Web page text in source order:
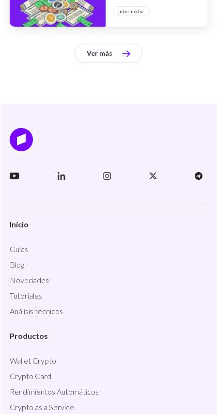
Intermedio
Ver más
Início
Guías
Blog
Novedades
Tutoriales
Análisis técnicos
Productos
Wallet Crypto
Crypto Card
Rendimientos Automáticos
Crypto as a Service